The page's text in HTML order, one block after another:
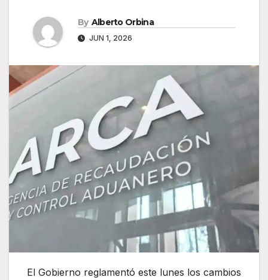
By Alberto Orbina
JUN 1, 2026
El Gobierno reglamentó este lunes los cambios